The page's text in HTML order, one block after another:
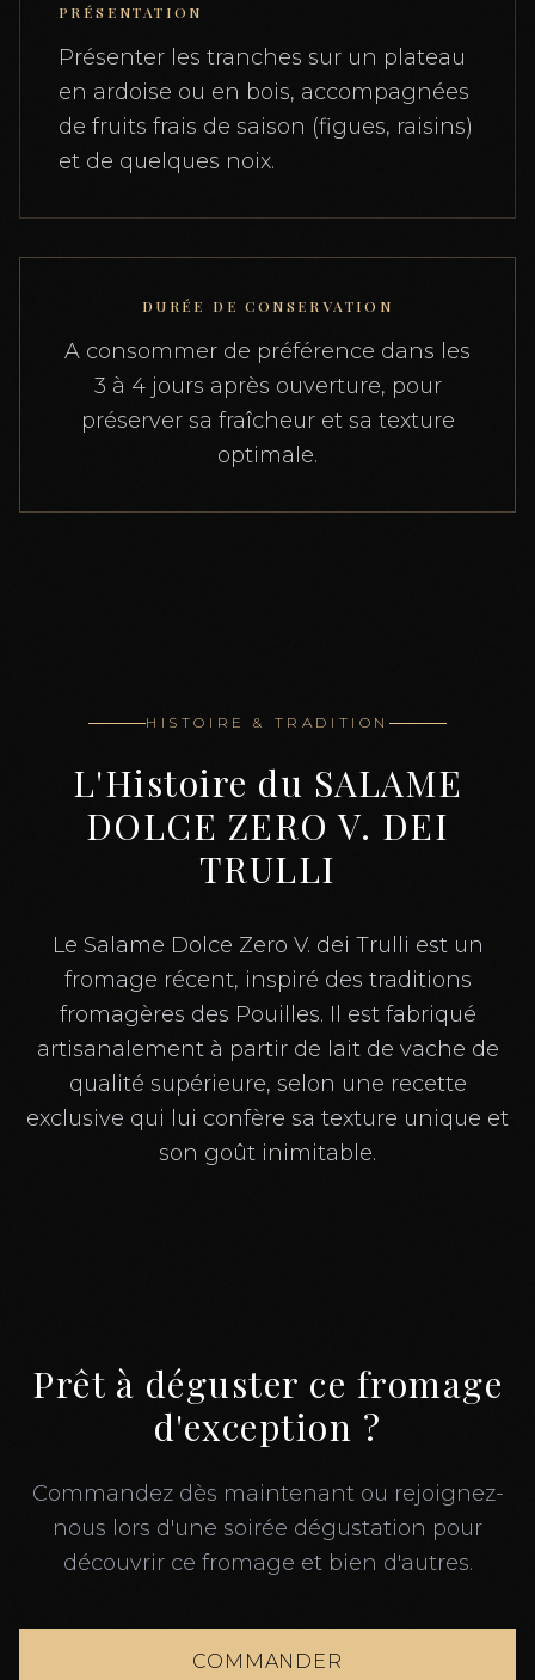
PRÉSENTATION
Présenter les tranches sur un plateau
en ardoise ou en bois, accompagnées
de fruits frais de saison (figues, raisins)
et de quelques noix.
DURÉE DE CONSERVATION
A consommer de préférence dans les
3 à 4 jours après ouverture, pour
préserver sa fraîcheur et sa texture
optimale.
HISTOIRE & TRADITION
L'Histoire du SALAME
DOLCE ZERO V. DEI
TRULLI
Le Salame Dolce Zero V. dei Trulli est un
fromage récent, inspiré des traditions
fromagères des Pouilles. Il est fabriqué
artisanalement à partir de lait de vache de
qualité supérieure, selon une recette
exclusive qui lui confère sa texture unique et
son goût inimitable.
Prêt à déguster ce fromage
d'exception ?
Commandez dès maintenant ou rejoignez-
nous lors d'une soirée dégustation pour
découvrir ce fromage et bien d'autres.
COMMANDER